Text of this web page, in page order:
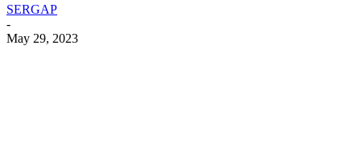
SERGAP
-
May 29, 2023